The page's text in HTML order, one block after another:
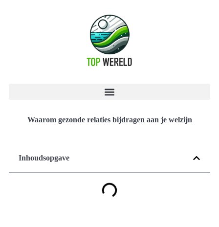
Waarom gezonde relaties bijdragen aan je welzijn
Inhoudsopgave